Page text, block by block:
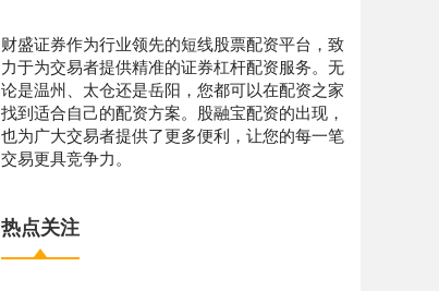
财盛证券作为行业领先的短线股票配资平台，致
力于为交易者提供精准的证券杠杆配资服务。无
论是温州、太仓还是岳阳，您都可以在配资之家
找到适合自己的配资方案。股融宝配资的出现，
也为广大交易者提供了更多便利，让您的每一笔
交易更具竞争力。
热点关注